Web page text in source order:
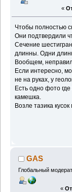
«
Чтобы полностью
Они подтвердили
Сечение
длинны. Одни
Вообщем,
Если интересно,
не на руках, у
Есть одно фото
камешка.
Возле тазика
GAS
Глобальный
«